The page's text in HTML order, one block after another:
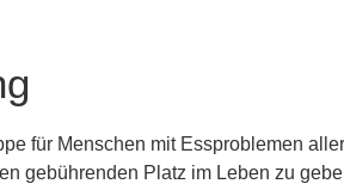
für Menschen mit Essproblemen
gebührenden Platz im Leben zu